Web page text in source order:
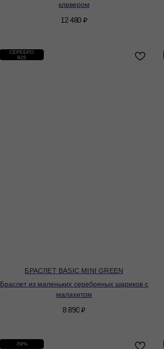
клевером
12 480 ₽
СЕРЕБРО
925
БРАСЛЕТ BASIC MINI GREEN
Браслет из маленьких серебряных шариков с
малахитом
8 890 ₽
-59%